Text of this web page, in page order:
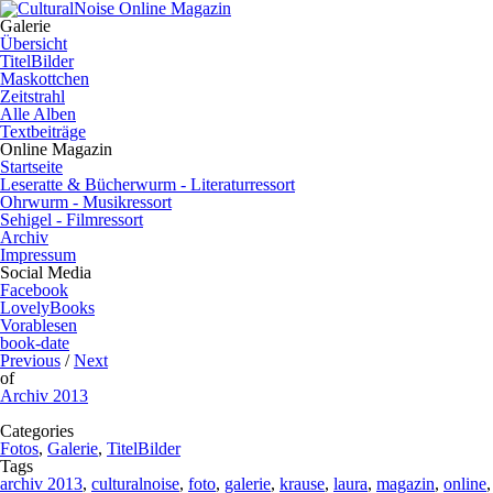
Galerie
Übersicht
TitelBilder
Maskottchen
Zeitstrahl
Alle Alben
Textbeiträge
Online Magazin
Startseite
Leseratte & Bücherwurm - Literaturressort
Ohrwurm - Musikressort
Sehigel - Filmressort
Archiv
Impressum
Social Media
Facebook
LovelyBooks
Vorablesen
book-date
Previous /Next
of
Archiv 2013
Categories
Fotos, Galerie, TitelBilder
Tags
archiv 2013, culturalnoise, foto, galerie, krause, laura, magazin, online,